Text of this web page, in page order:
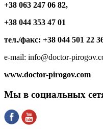
+38 063 247 06 82,
+38 044 353 47 01
тел./факс: +38 044 501 22
e-mail: info@doctor-
www.doctor-pirogov.com
Мы в социальных